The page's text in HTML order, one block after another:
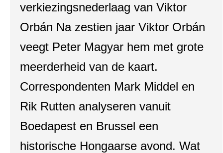
verkiezingsnederlaag van Viktor
Orbán Na zestien jaar Viktor Orbán
veegt Peter Magyar hem met grote
meerderheid van de kaart.
Correspondenten Mark Middel en
Rik Rutten analyseren vanuit
Boedapest en Brussel een
historische Hongaarse avond. Wat